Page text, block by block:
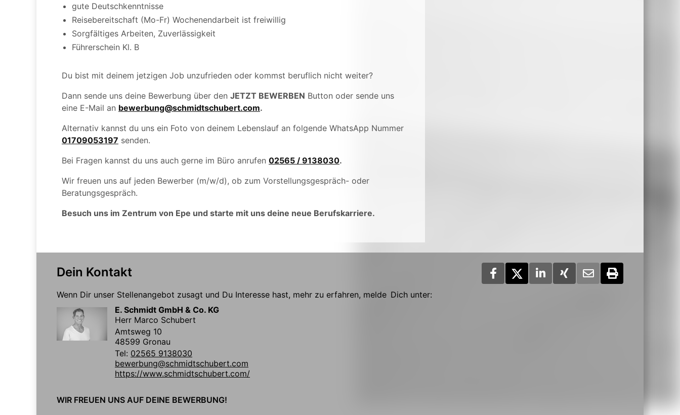
gute Deutschkenntnisse
Reisebereitschaft (Mo-Fr) Wochenendarbeit ist freiwillig
Sorgfältiges Arbeiten, Zuverlässigkeit
Führerschein Kl. B
Du bist mit deinem jetzigen Job unzufrieden oder kommst beruflich nicht weiter?
Dann sende uns deine Bewerbung über den JETZT BEWERBEN Button oder sende uns
eine E-Mail an bewerbung@schmidtschubert.com.
Alternativ kannst du uns ein Foto von deinem Lebenslauf an folgende WhatsApp Nummer
01709053197 senden.
Bei Fragen kannst du uns auch gerne im Büro anrufen 02565 / 9138030.
Wir freuen uns auf jeden Bewerber (m/w/d), ob zum Vorstellungsgespräch- oder
Beratungsgespräch.
Besuch uns im Zentrum von Epe und starte mit uns deine neue Berufskarriere.
Dein Kontakt
Wenn Dir unser Stellenangebot zusagt und Du Interesse hast, mehr zu erfahren, melde Dich unter:
E. Schmidt GmbH & Co. KG
Herr Marco Schubert
Amtsweg 10
48599 Gronau
Tel: 02565 9138030
bewerbung@schmidtschubert.com
https://www.schmidtschubert.com/
WIR FREUEN UNS AUF DEINE BEWERBUNG!